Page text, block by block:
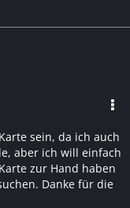
sein, da ich auch
aber ich will einfach
zur Hand haben
Danke für die